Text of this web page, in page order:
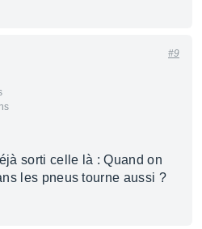
#9
sorti celle là : Quand on
les pneus tourne aussi ?